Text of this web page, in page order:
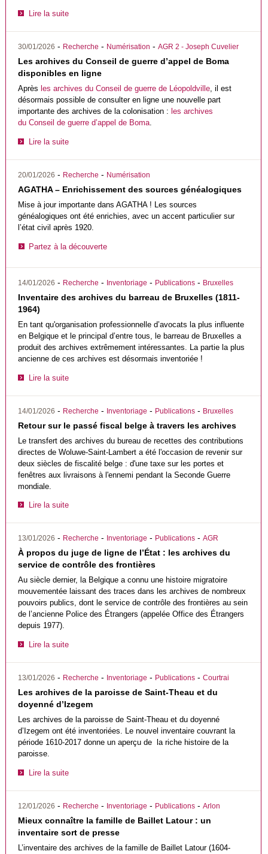
Lire la suite
30/01/2026 - Recherche - Numérisation -AGR 2 - Joseph Cuvelier
Les archives du Conseil de guerre d’appel de Boma
disponibles en ligne
Après les archives du Conseil de guerre de Léopoldville , il est
désormais possible de consulter en ligne une nouvelle part
importante des archives de la colonisation : les archives
du Conseil de guerre d’appel de Boma
Lire la suite
20/01/2026 - Recherche - Numérisation
AGATHA – Enrichissement des sources généalogiques
Mise à jour importante dans AGATHA ! Les sources
généalogiques ont été enrichies, avec un accent particulier sur
l’état civil après 1920.
Partez à la découverte
14/01/2026 - Recherche - Inventoriage - Publications - Bruxelles
Inventaire des archives du barreau de Bruxelles (1811-
1964)
En tant qu'organisation professionnelle d’avocats la plus influente
en Belgique et le principal d’entre tous, le barreau de Bruxelles a
produit des archives extrêmement intéressantes. La partie la plus
ancienne de ces archives est désormais inventoriée !
Lire la suite
14/01/2026 - Recherche - Inventoriage - Publications - Bruxelles
Retour sur le passé fiscal belge à travers les archives
Le transfert des archives du bureau de recettes des contributions
directes de Woluwe-Saint-Lambert a été l'occasion de revenir sur
deux siècles de fiscalité belge : d'une taxe sur les portes et
fenêtres aux livraisons à l'ennemi pendant la Seconde Guerre
mondiale.
Lire la suite
13/01/2026 - Recherche - Inventoriage - Publications -AGR
À propos du juge de ligne de l’État : les archives du
service de contrôle des frontières
Au siècle dernier, la Belgique a connu une histoire migratoire
mouvementée laissant des traces dans les archives de nombreux
pouvoirs publics, dont le service de contrôle des frontières au sein
de l’ancienne Police des Étrangers (appelée Office des Étrangers
depuis 1977).
Lire la suite
13/01/2026 - Recherche - Inventoriage - Publications -Courtrai
Les archives de la paroisse de Saint-Theau et du
doyenné d’Izegem
Les archives de la paroisse de Saint-Theau et du doyenné
d’Izegem ont été inventoriées. Le nouvel inventaire couvrant la
période 1610-2017 donne un aperçu de la riche histoire de la
paroisse.
Lire la suite
12/01/2026 - Recherche - Inventoriage - Publications -Arlon
Mieux connaître la famille de Baillet Latour : un
inventaire sort de presse
L’inventaire des archives de la famille de Baillet Latour (1604-